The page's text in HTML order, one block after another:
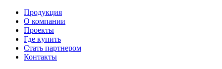
Продукция
О компании
Проекты
Где купить
Стать партнером
Контакты